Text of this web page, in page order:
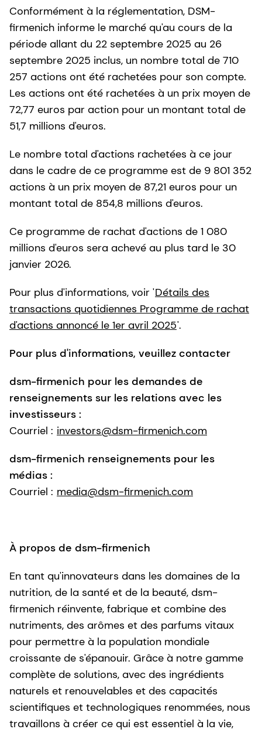
Conformément à la réglementation, DSM-
firmenich informe le marché qu'au cours de la
période allant du 22 septembre 2025 au 26
septembre 2025 inclus, un nombre total de 710
257 actions ont été rachetées pour son compte.
Les actions ont été rachetées à un prix moyen de
72,77 euros par action pour un montant total de
51,7 millions d'euros.
Le nombre total d'actions rachetées à ce jour
dans le cadre de ce programme est de 9 801 352
actions à un prix moyen de 87,21 euros pour un
montant total de 854,8 millions d'euros.
Ce programme de rachat d'actions de 1 080
millions d'euros sera achevé au plus tard le 30
janvier 2026.
Pour plus d'informations, voir 'Détails des
transactions quotidiennes Programme de rachat
d'actions annoncé le 1er avril 2025'.
Pour plus d'informations, veuillez contacter
dsm-firmenich pour les demandes de
renseignements sur les relations avec les
investisseurs :
Courriel : investors@dsm-firmenich.com
dsm-firmenich renseignements pour les
médias :
Courriel : media@dsm-firmenich.com
À propos de dsm-firmenich
En tant qu'innovateurs dans les domaines de la
nutrition, de la santé et de la beauté, dsm-
firmenich réinvente, fabrique et combine des
nutriments, des arômes et des parfums vitaux
pour permettre à la population mondiale
croissante de s'épanouir. Grâce à notre gamme
complète de solutions, avec des ingrédients
naturels et renouvelables et des capacités
scientifiques et technologiques renommées, nous
travaillons à créer ce qui est essentiel à la vie,